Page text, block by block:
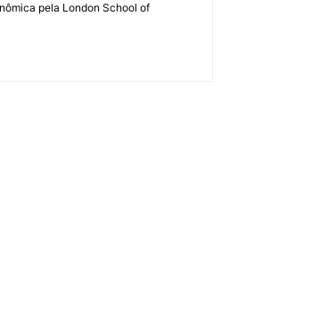
pela London School of